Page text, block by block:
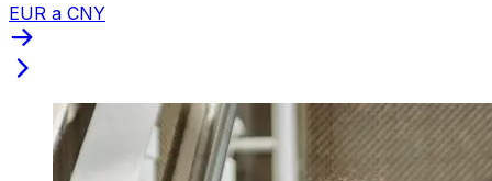
EUR a CNY